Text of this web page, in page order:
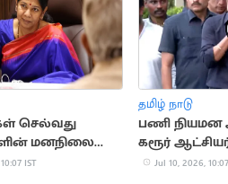
செல்வது
மனநிலையை
கனிமொழி
IST
தமிழ் நாடு
பணி
கரூர்
சென்ற CM
Jul 10, 2026,